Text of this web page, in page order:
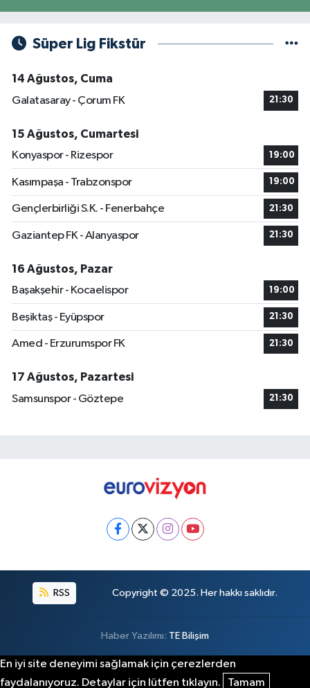
Süper Lig Fikstür
14 Ağustos, Cuma
Galatasaray - Çorum FK
21:30
15 Ağustos, Cumartesi
Konyaspor - Rizespor
19:00
Kasımpaşa - Trabzonspor 19:00
Gençlerbirliği S.K. - Fenerbahçe 21:30
Gaziantep FK - Alanyaspor 21:30
16 Ağustos, Pazar
Başakşehir - Kocaelispor
19:00
Beşiktaş - Eyüpspor 21:30
Amed - Erzurumspor FK 21:30
17 Ağustos, Pazartesi
Samsunspor - Göztepe
21:30
RSS Copyright © 2025. Her hakkı saklıdır.
Haber Yazılımı: TE Bilişim
En iyi site deneyimi sağlamak için çerezlerden
faydalanıyoruz. Detaylar için lütfen tıklayın.
Tamam